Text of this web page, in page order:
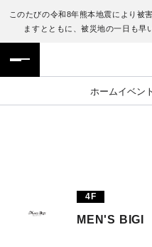
このたびの令和8年熊本地震により被
ますとともに、被災地の一日も早
ホームイベント
フロアガイド
施設案内・アクセス
TAX FREE
ENGLISH
繁体字
日本語
4F
MEN'S BIGI